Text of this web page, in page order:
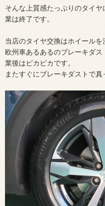
そんな上質感たっぷりのタイ
業は終了です。
当店のタイヤ交換はホイールを
欧州車あるあるのブレーキダ
業後はピカピカです。
またすぐにブレーキダストで